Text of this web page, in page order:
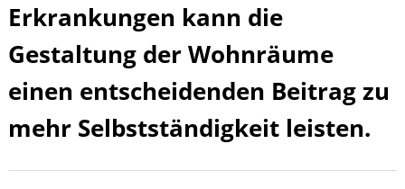
Erkrankungen kann die
Gestaltung der Wohnräume
einen entscheidenden Beitrag zu
mehr Selbstständigkeit leisten.